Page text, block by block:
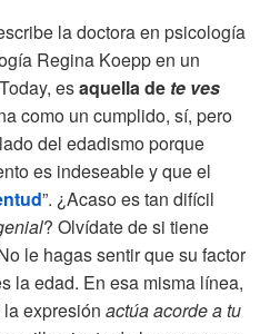
la doctora en psicología
Regina Koepp en un
esaquella de te ves
como un cumplido, sí, pero
del edadismo porque
es indeseable y que el
”. ¿Acaso es tan difícil
? Olvídate de si tiene
le hagas sentir que su factor
la edad. En esa misma línea,
expresión actúa acorde a tu